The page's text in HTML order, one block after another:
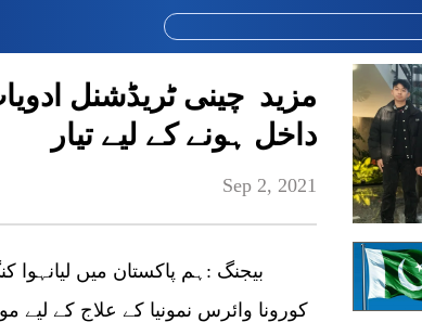
مزید چینی ٹریڈشنل
داخل ہونے کے لیے تیار
Sep 2, 2021
کورونا وائرس نمونیا کے علاج کے